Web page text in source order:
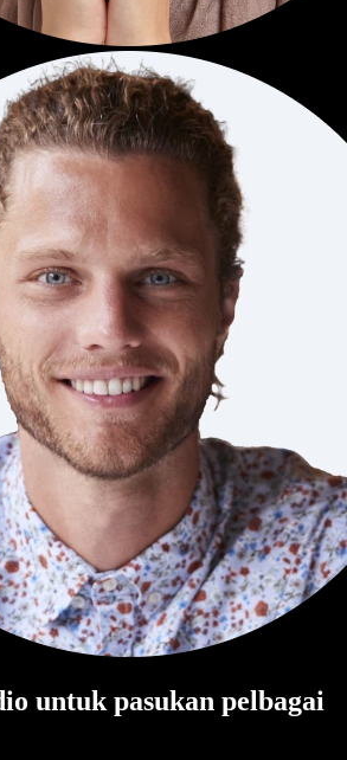
untuk pasukan pelbagai